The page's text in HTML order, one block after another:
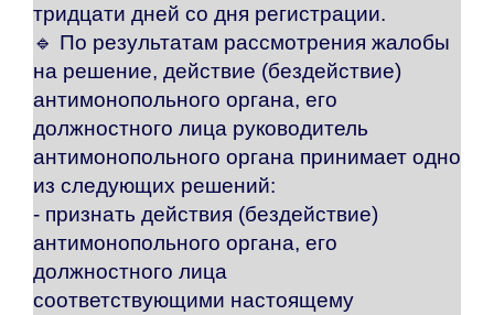
тридцати дней со дня регистрации.
🔹 По результатам рассмотрения жалобы
на решение, действие (бездействие)
антимонопольного органа, его
должностного лица руководитель
антимонопольного органа принимает одно
из следующих решений:
- признать действия (бездействие)
антимонопольного органа, его
должностного лица
соответствующими настоящему